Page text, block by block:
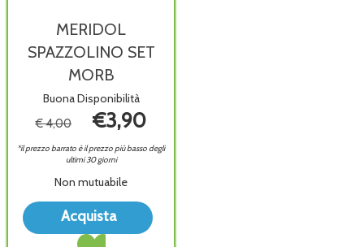
MERIDOL
SPAZZOLINO SET
MORB
Buona Disponibilità
€ 4,00 €3,90
*il prezzo barrato è il prezzo più basso degli
ultimi 30 giorni
Non mutuabile
Acquista
Acquista MERIDOL